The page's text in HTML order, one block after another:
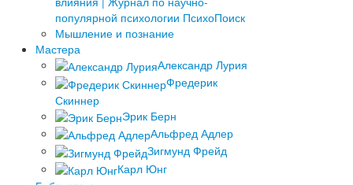
популярной психологии ПсихоПоиск
Мышление и познание
Мастера
Александр Лурия
Фредерик
Скиннер
Эрик Берн
Альфред Адлер
Зигмунд Фрейд
Карл Юнг